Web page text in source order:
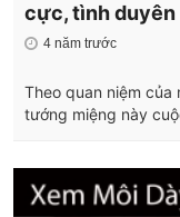
cực, tình duyên
4 năm trước
Theo quan niệm
tướng miệng này